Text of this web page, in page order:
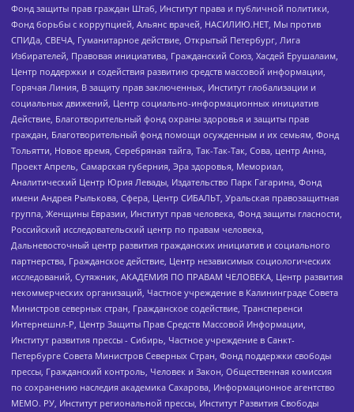
Фонд защиты прав граждан Штаб, Институт права и публичной политики,
Фонд борьбы с коррупцией, Альянс врачей, НАСИЛИЮ.НЕТ, Мы против
СПИДа, СВЕЧА, Гуманитарное действие, Открытый Петербург, Лига
Избирателей, Правовая инициатива, Гражданский Союз, Хасдей Ерушалаим,
Центр поддержки и содействия развитию средств массовой информации,
Горячая Линия, В защиту прав заключенных, Институт глобализации и
социальных движений, Центр социально-информационных инициатив
Действие, Благотворительный фонд охраны здоровья и защиты прав
граждан, Благотворительный фонд помощи осужденным и их семьям, Фонд
Тольятти, Новое время, Серебряная тайга, Так-Так-Так, Сова, центр Анна,
Проект Апрель, Самарская губерния, Эра здоровья, Мемориал,
Аналитический Центр Юрия Левады, Издательство Парк Гагарина, Фонд
имени Андрея Рылькова, Сфера, Центр СИБАЛЬТ, Уральская правозащитная
группа, Женщины Евразии, Институт прав человека, Фонд защиты гласности,
Российский исследовательский центр по правам человека,
Дальневосточный центр развития гражданских инициатив и социального
партнерства, Гражданское действие, Центр независимых социологических
исследований, Сутяжник, АКАДЕМИЯ ПО ПРАВАМ ЧЕЛОВЕКА, Центр развития
некоммерческих организаций, Частное учреждение в Калининграде Совета
Министров северных стран, Гражданское содействие, Трансперенси
Интернешнл-Р, Центр Защиты Прав Средств Массовой Информации,
Институт развития прессы - Сибирь, Частное учреждение в Санкт-
Петербурге Совета Министров Северных Стран, Фонд поддержки свободы
прессы, Гражданский контроль, Человек и Закон, Общественная комиссия
по сохранению наследия академика Сахарова, Информационное агентство
МЕМО. РУ, Институт региональной прессы, Институт Развития Свободы